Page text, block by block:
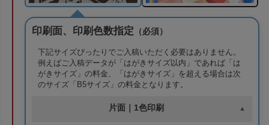
印刷面、印刷色数指定 （必須）
下記サイズぴったりでご入稿いただく必要はありません。
例えばご入稿データが「はがきサイズ以内」であれば「は
がきサイズ」の料金、「はがきサイズ」を超える場合は次
のサイズ「B5サイズ」の料金となります。
片面｜1色印刷